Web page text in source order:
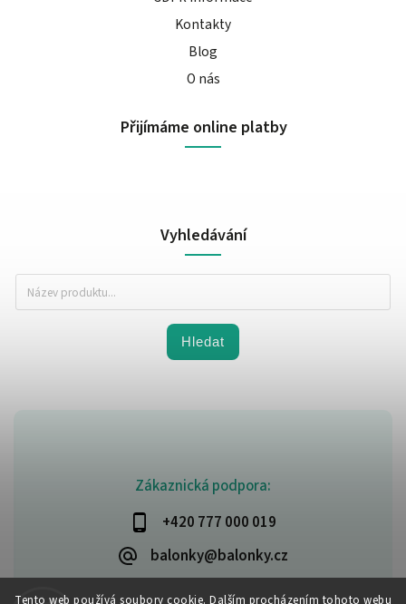
Tento web používá soubory cookie. Dalším procházením tohoto webu
Zákaznická podpora:
+420 777 000 019
balonky@balonky.cz
Kontakty
Blog
O nás
Přijímáme online platby
Vyhledávání
Hledat